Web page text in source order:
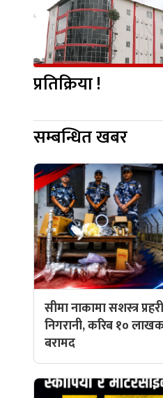
प्रतिक्रिया !
सम्बन्धित खबर
सीमा नाकामा सशस्त्र
निगरानी, करिब १०
बरामद